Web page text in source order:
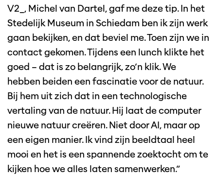
V2_, Michel van Dartel, gaf me deze tip. In het
Stedelijk Museum in Schiedam ben ik zijn werk
gaan bekijken, en dat beviel me. Toen zijn we in
contact gekomen. Tijdens een lunch klikte het
goed – dat is zo belangrijk, zo’n klik. We
hebben beiden een fascinatie voor de natuur.
Bij hem uit zich dat in een technologische
vertaling van de natuur. Hij laat de computer
nieuwe natuur creëren. Niet door AI, maar op
een eigen manier. Ik vind zijn beeldtaal heel
mooi en het is een spannende zoektocht om te
kijken hoe we alles laten samenwerken.”